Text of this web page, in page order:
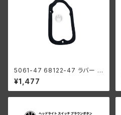
5061-47 68122-47 ラバー レ
ンズ テュームストーン ハーレー
ダビッドソン 1947-53年 全モ
デル
¥1,477